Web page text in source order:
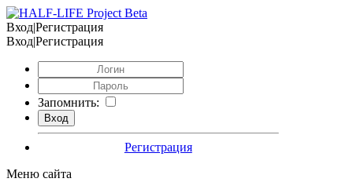
Вход|Регистрация
Вход|Регистрация
Запомнить:
Регистрация
Меню сайта